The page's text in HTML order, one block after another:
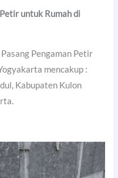
untuk Rumah di
Pengaman Petir
mencakup :
Kabupaten Kulon